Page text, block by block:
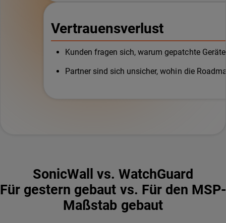
Vertrauensverlust
Kunden fragen sich, warum gepatchte
Partner sind sich unsicher, wohin die
SonicWall vs. WatchGuard
Für gestern gebaut vs. Für den MSP-
Maßstab gebaut